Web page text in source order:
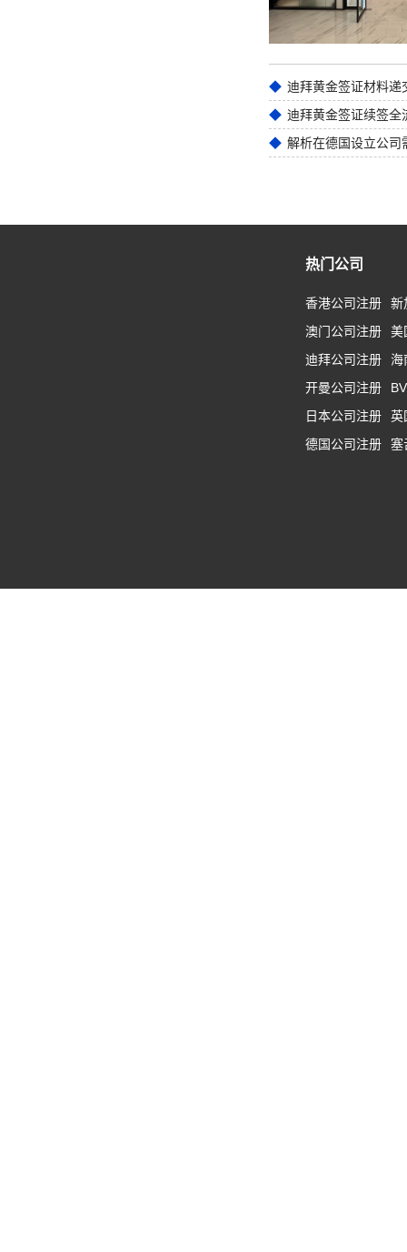
迪拜黄金签证材料递
迪拜黄金签证续签全
解析在德国设立公司
热门公司
香港公司注册
新
澳门公司注册
美
迪拜公司注册
海
开曼公司注册
日本公司注册
英
德国公司注册
塞